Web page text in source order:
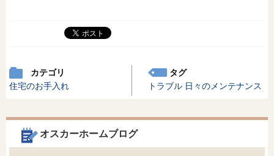
カテゴリ
住宅のお手入れ
タグ
トラブル 日々のメンテナンス
オスカーホームブログ